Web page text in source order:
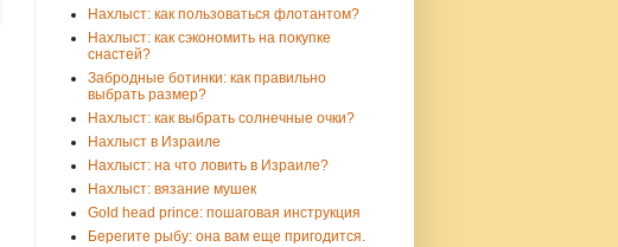
Нахлыст: как пользоваться флотантом?
Нахлыст: как сэкономить на покупке
снастей?
Забродные ботинки: как правильно
выбрать размер?
Нахлыст: как выбрать солнечные очки?
Нахлыст в Израиле
Нахлыст: на что ловить в Израиле?
Нахлыст: вязание мушек
Gold head prince: пошаговая инструкция
Берегите рыбу: она вам еще пригодится.